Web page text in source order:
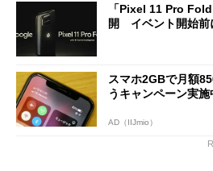
「Pixel 11 Pro
開 イベント開始前
スマホ2GBで月額
うキャンペーン実施
AD（IIJmio）